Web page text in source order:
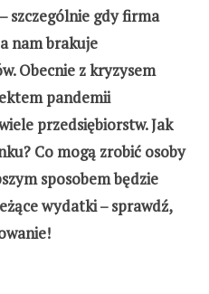
szczególnie gdy firma
nam brakuje
Obecnie z kryzysem
pandemii
przedsiębiorstw. Jak
Co mogą zrobić osoby
sposobem będzie
wydatki – sprawdź,